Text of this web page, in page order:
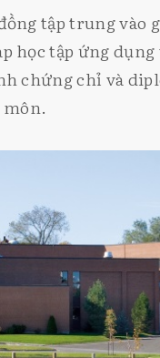
tập trung vào
học tập ứng
chứng chỉ và